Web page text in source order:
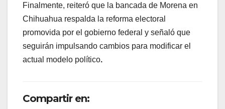
Finalmente, reiteró que la bancada de Morena en
Chihuahua respalda la reforma electoral
promovida por el gobierno federal y señaló que
seguirán impulsando cambios para modificar el
actual modelo político.
Compartir en: